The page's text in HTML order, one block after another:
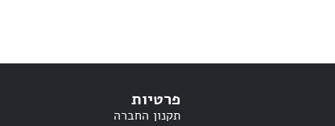
פרטיות
תקנון החברה